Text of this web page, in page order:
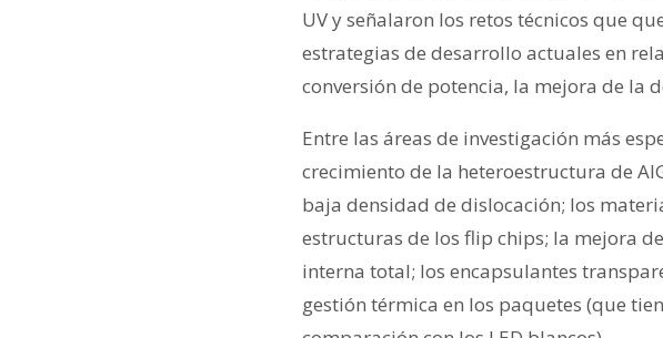
UV y señalaron los retos técnicos que
estrategias de desarrollo actuales en
conversión de potencia, la mejora de la
Entre las áreas de investigación más
crecimiento de la heteroestructura de
baja densidad de dislocación; los
estructuras de los flip chips; la mejora
interna total; los encapsulantes
gestión térmica en los paquetes (que